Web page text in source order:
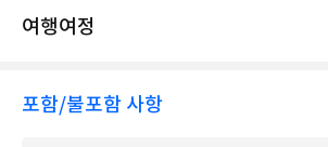
여행여정
포함/불포함 사항